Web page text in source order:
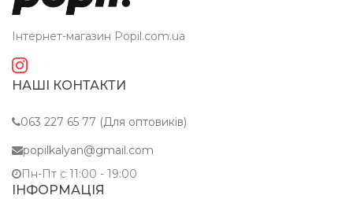
Інтернет-магазин Popil.com.ua
НАШІ КОНТАКТИ
063 227 65 77 (Для оптовиків)
popilkalyan@gmail.com
Пн-Пт c 11:00 - 19:00
ІНФОРМАЦІЯ